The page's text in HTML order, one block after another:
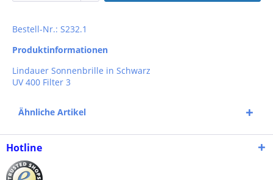
Bestell-Nr.: S232.1
Produktinformationen
Lindauer Sonnenbrille in Schwarz
UV 400 Filter 3
Ähnliche Artikel
Hotline